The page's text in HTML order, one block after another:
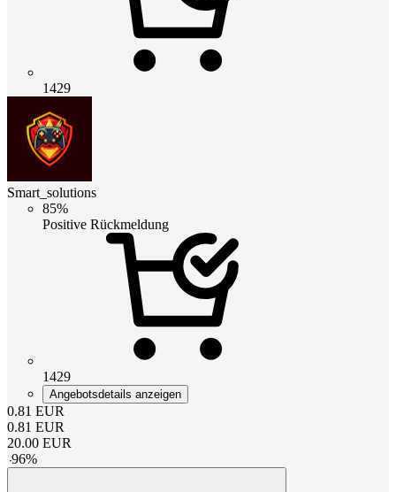
1429
Smart_solutions
85%
Positive Rückmeldung
1429
Angebotsdetails anzeigen
0.81 EUR
0.81 EUR
20.00 EUR
-96%